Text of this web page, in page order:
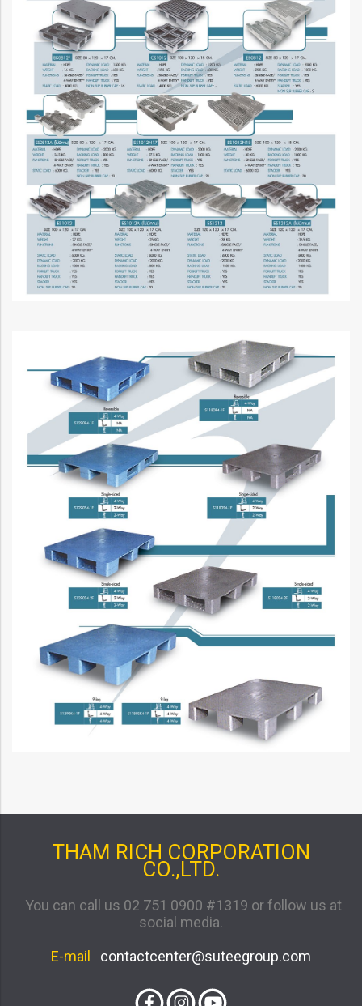
THAM RICH CORPORATION
CO.,LTD.
You can call us 02 751 0900 #1319 or follow us at
social media.
E-mail contactcenter@suteegroup.com